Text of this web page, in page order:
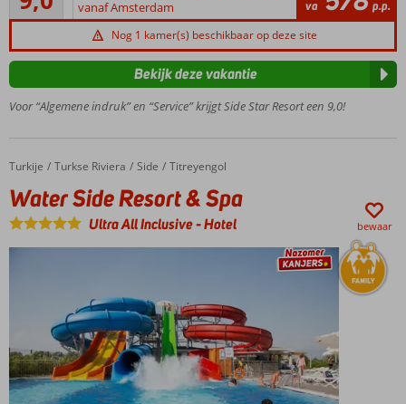
privéstrand
met
3 à-la-
carterestaurants
319
beoordelingenvanaf Amsterdam
va
p.p.
Nog 1 kamer(s) beschikbaar op deze site
Voor “Algemene indruk” en “Service” krijgt Side Star Resort een 9,0!
Bekijk deze vakantie
Home
Turkije Turkse Riviera Side Titreyengol
Water Side Resort & Spa
Water Side Resort & Spa
Ultra All Inclusive-Hotel bewaar